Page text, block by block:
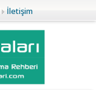
İletişim